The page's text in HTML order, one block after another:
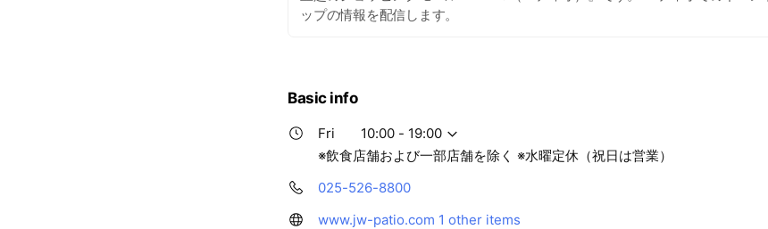
ップの情報を配信します。
Basic info
Fri
10:00 - 19:00
※飲食店舗および一部店舗を除く ※水曜定休（祝日は営業）
025-526-8800
www.jw-patio.com 1 other items